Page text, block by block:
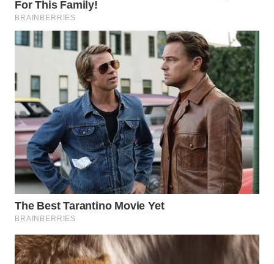
WN
BINJAI
WN
INDRAMAYU
WN
KUNINGAN
WN
MAJALENGKA
WN
SUBANG